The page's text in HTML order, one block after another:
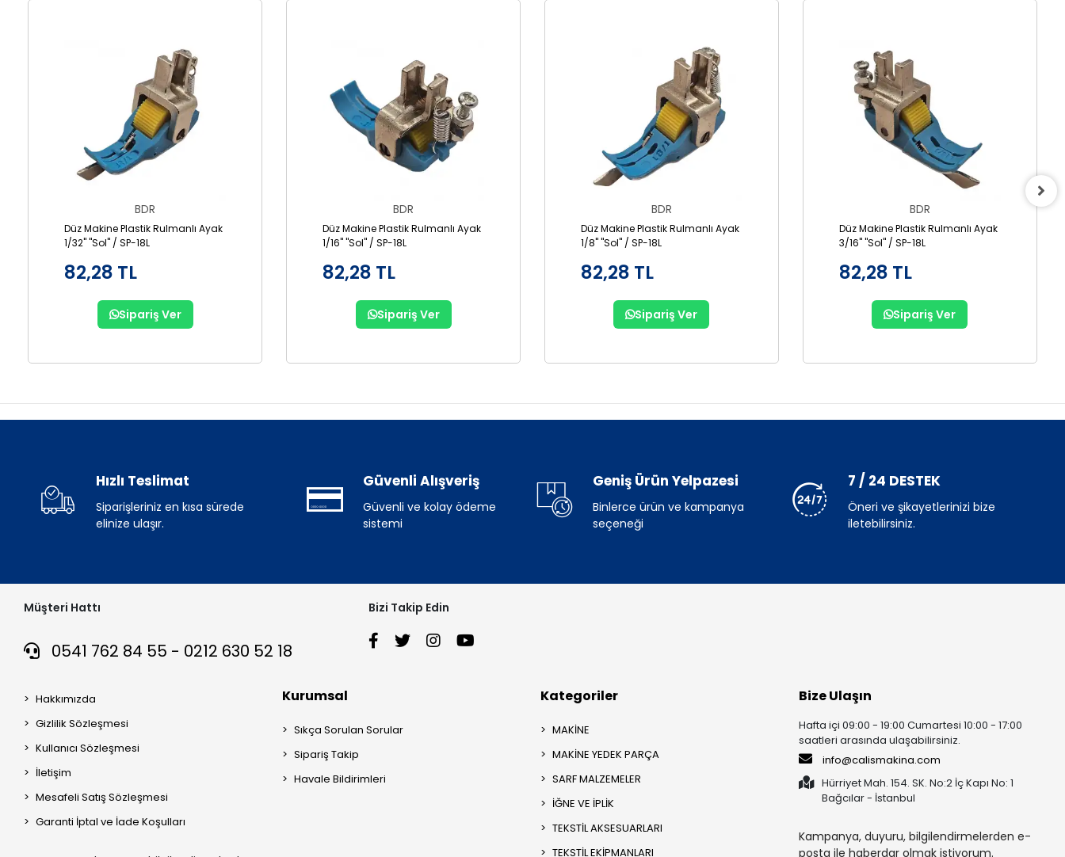
BDR
Düz Makine Plastik Rulmanlı Ayak
1/32" "Sol" / SP-18L
82,28 TL
Sipariş Ver
BDR
Düz Makine Plastik Rulmanlı Ayak
1/16" "Sol" / SP-18L
82,28 TL
Sipariş Ver
BDR
Düz Makine Plastik Rulmanlı Ayak
1/8" "Sol" / SP-18L
82,28 TL
Sipariş Ver
BDR
Düz Makine Plastik Rulmanlı Ayak
3/16" "Sol" / SP-18L
82,28 TL
Sipariş Ver
Hızlı Teslimat
Siparişleriniz en kısa sürede
elinize ulaşır.
Güvenli Alışveriş
Güvenli ve kolay ödeme
sistemi
Geniş Ürün Yelpazesi
Binlerce ürün ve kampanya
seçeneği
7 / 24 DESTEK
Öneri ve şikayetlerinizi bize
iletebilirsiniz.
Müşteri Hattı
0541 762 84 55 - 0212 630 52 18
Bizi Takip Edin
Hakkımızda
Gizlilik Sözleşmesi
Kullanıcı Sözleşmesi
İletişim
Mesafeli Satış Sözleşmesi
Garanti İptal ve İade Koşulları
Kurumsal
Sıkça Sorulan Sorular
Sipariş Takip
Havale Bildirimleri
Kategoriler
MAKİNE
MAKİNE YEDEK PARÇA
SARF MALZEMELER
İĞNE VE İPLİK
TEKSTİL AKSESUARLARI
TEKSTİL EKİPMANLARI
Bize Ulaşın
Hafta içi 09:00 - 19:00 Cumartesi 10:00 - 17:00
saatleri arasında ulaşabilirsiniz.
info@calismakina.com
Hürriyet Mah. 154. SK. No:2 İç Kapı No: 1
Bağcılar - İstanbul
Kampanya, duyuru, bilgilendirmelerden e-
posta ile haberdar olmak istiyorum.